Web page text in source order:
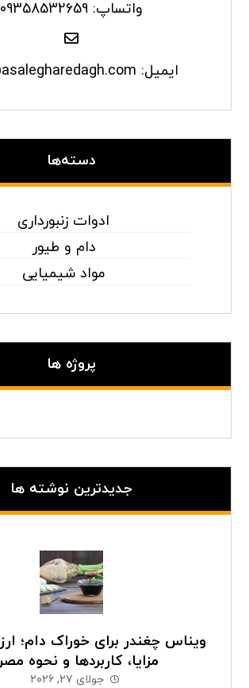
واتساپ: 09358532659
ایمیل: info@asalegharedagh.com
دسته‌ها
ادوات زنبورداری
دام و طیور
مواد شیمیایی
پروژه ها
جدیدترین نوشته ها
ویناس چغندر برای خوراک دام؛
مزایا، کاربردها و نحوه
جولای ۲۷, ۲۰۲۶